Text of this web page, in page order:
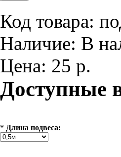
Код товара:
Наличие: В
Цена: 25 р.
Доступные
* Длина подвеса: